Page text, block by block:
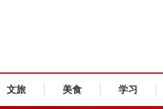
文旅 美食 学习